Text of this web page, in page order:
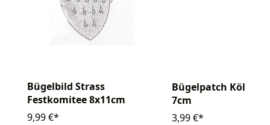
Bügelbild Strass
Festkomitee 8x11cm
9,99 €*
Bügelpatch Kölle
7cm
3,99 €*